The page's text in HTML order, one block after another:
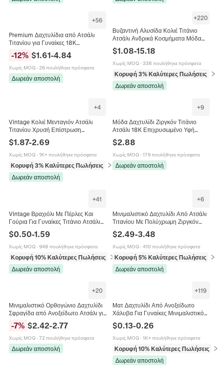
+56
Premium Δαχτυλίδια από Ατσάλι
Τιτανίου για Γυναίκες 18K
Επιχρυσωμένα Στρας Στοιβαζόμενα
Γεωμετρικά Ρωμαϊκοί Αριθμοί
-12% $1.61-4.84
Χωρίς MOQ · 26 πουλήθηκε πρόσφατα
Δωρεάν αποστολή
+220
Βυζαντινή Αλυσίδα Κολιέ Τιτάνιο
Ατσάλι Ανδρικά Κοσμήματα Μόδα
Βαριά Αλυσίδα Αξεσουάρ
Διακόσμησης Λαιμού Δώρο
$1.08-15.18
Χωρίς MOQ · 338 πουλήθηκε πρόσφατα
Κορυφή 3% Καλύτερες Πωλήσεις
σε
Δωρεάν αποστολή
+4
Vintage Κολιέ Μενταγιόν Ατσάλι
Τιτανίου Χρυσή Επίστρωση
Αφαιρούμενο Κούμπωμα Πέρλα
Καρδιά Κοχύλι Κοσμήματα
$1.87-2.69
Χωρίς MOQ · 1K+ πουλήθηκε πρόσφατα
Κορυφή 3% Καλύτερες Πωλήσεις
σε Κολιέ
Δωρεάν αποστολή
+9
Μόδα Δαχτυλίδι Ζιργκόν Τιτάνιο
Ατσάλι 18K Επιχρυσωμένο Υφή
Αλυσίδας Τετράγωνο Αχλάδι
Marquise Γεωμετρικά Κοσμήματα
$2.88
Χωρίς MOQ · 179 πουλήθηκε πρόσφατα
Δωρεάν αποστολή
+41
Vintage Βραχιόλι Με Πέρλες Και
Γούρια Για Γυναίκες Τιτάνιο Ατσάλι
Λουλούδι Κομψά Κοσμήματα
Ρυθμιζόμενο
$0.50-1.59
Χωρίς MOQ · 948 πουλήθηκε πρόσφατα
Κορυφή 10% Καλύτερες Πωλήσεις
σε Βραχιόλια
Δωρεάν αποστολή
+6
Μινιμαλιστικό Δαχτυλίδι Από Ατσάλι
Τιτανίου Με Πολύχρωμη Ζιργκόν
Κόσμημα Πολυτελείας Για Γυναίκες
$2.49-3.48
Χωρίς MOQ · 410 πουλήθηκε πρόσφατα
Κορυφή 5% Καλύτερες Πωλήσεις
σε
Δωρεάν αποστολή
+20
Μινιμαλιστικό Ορθογώνιο Δαχτυλίδι
Σφραγίδα από Ανοξείδωτο Ατσάλι για
Άνδρες Γυναίκες Γεωμετρικό
Δαχτυλίδι από Ατσάλι Τιτανίου
-7% $2.42-2.77
Χωρίς MOQ · 72 πουλήθηκε πρόσφατα
Δωρεάν αποστολή
+119
Ματ Δαχτυλίδι Από Ανοξείδωτο
Χάλυβα Για Γυναίκες Μινιμαλιστικό
Κοσμήματα Από Ατσάλι Τιτανίου
Κομψό Δαχτυλίδι
$0.13-0.26
Χωρίς MOQ · 1K+ πουλήθηκε πρόσφατα
Κορυφή 10% Καλύτερες Πωλήσεις
Δωρεάν αποστολή